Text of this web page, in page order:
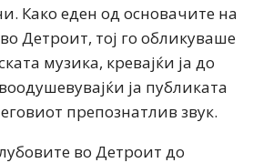
Како еден од основачите на
Детроит, тој го обликуваше
музика, кревајќи ја до
ја публиката
препознатлив звук.
во Детроит до